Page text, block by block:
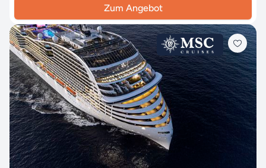
Zum Angebot